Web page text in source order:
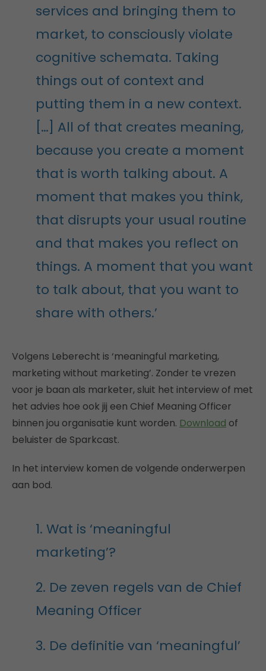
services and bringing them to
market, to consciously violate
cognitive schemata. Taking
things out of context and
putting them in a new context.
[…] All of that creates meaning,
because you create a moment
that is worth talking about. A
moment that makes you think,
that disrupts your usual routine
and that makes you reflect on
things. A moment that you want
to talk about, that you want to
share with others.’
Volgens Leberecht is ‘meaningful marketing,
marketing without marketing’. Zonder te vrezen
voor je baan als marketer, sluit het interview of met
het advies hoe ook jij een Chief Meaning Officer
binnen jou organisatie kunt worden. Download of
beluister de Sparkcast.
In het interview komen de volgende onderwerpen
aan bod.
1. Wat is ‘meaningful
marketing’?
2. De zeven regels van de Chief
Meaning Officer
3. De definitie van ‘meaningful’